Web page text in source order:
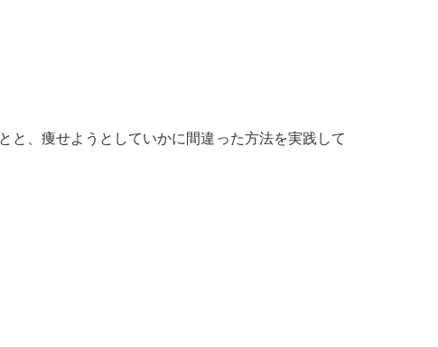
と、痩せようとしていかに間違った方法を実践して